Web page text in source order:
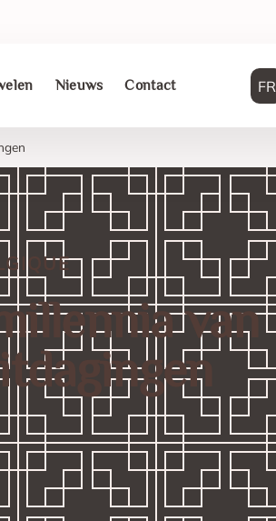
Nieuws Contact FR
van